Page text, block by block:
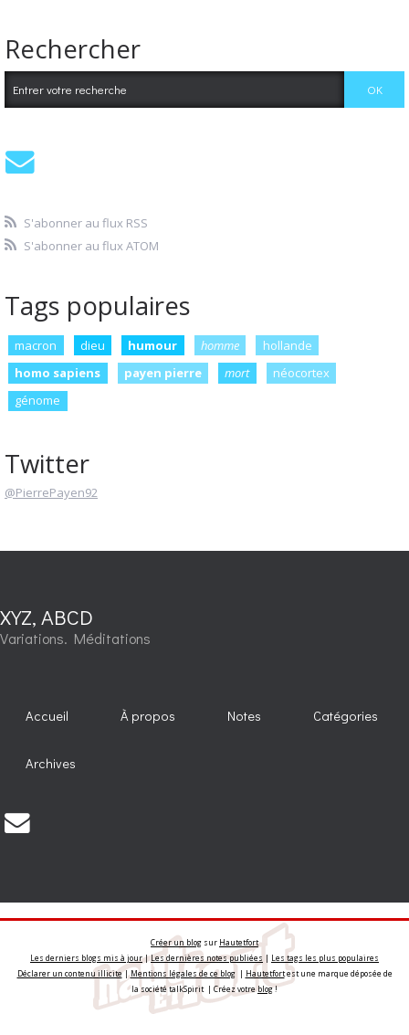
Rechercher
S'abonner au flux RSS
S'abonner au flux ATOM
Tags populaires
macron dieu humour homme
hollande
homo sapiens
payen pierre mort
néocortex
génome
Twitter
@PierrePayen92
XYZ, ABCD
Variations. Méditations
Accueil À propos Notes Catégories
Archives
Créer un blog sur Hautetfort
Les derniers blogs mis à jour|Les dernières notes publiées | Les tags les plus populaires
Déclarer un contenu illicite|Mentions légales de ce blog| Hautetfortest une marque déposée de
la société talkSpirit | Créez votreblog!